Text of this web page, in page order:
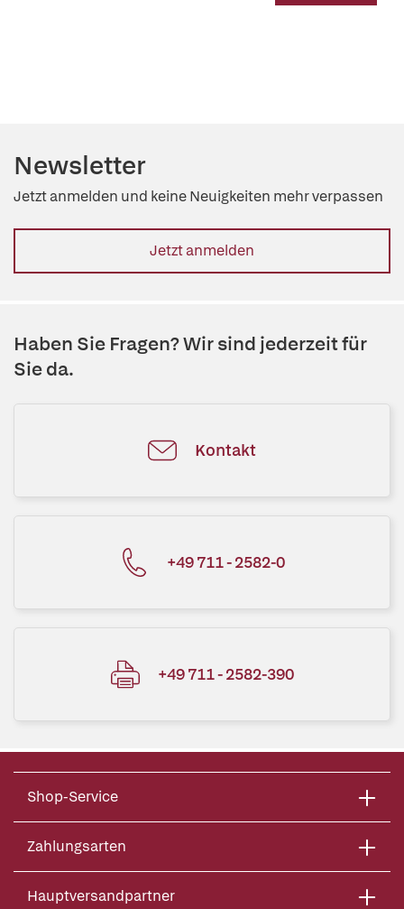
Newsletter
Jetzt anmelden und keine Neuigkeiten mehr verpassen
Jetzt anmelden
Haben Sie Fragen? Wir sind jederzeit für
Sie da.
Kontakt
+49 711 - 2582-0
+49 711 - 2582-390
Shop-Service
Zahlungsarten
Hauptversandpartner